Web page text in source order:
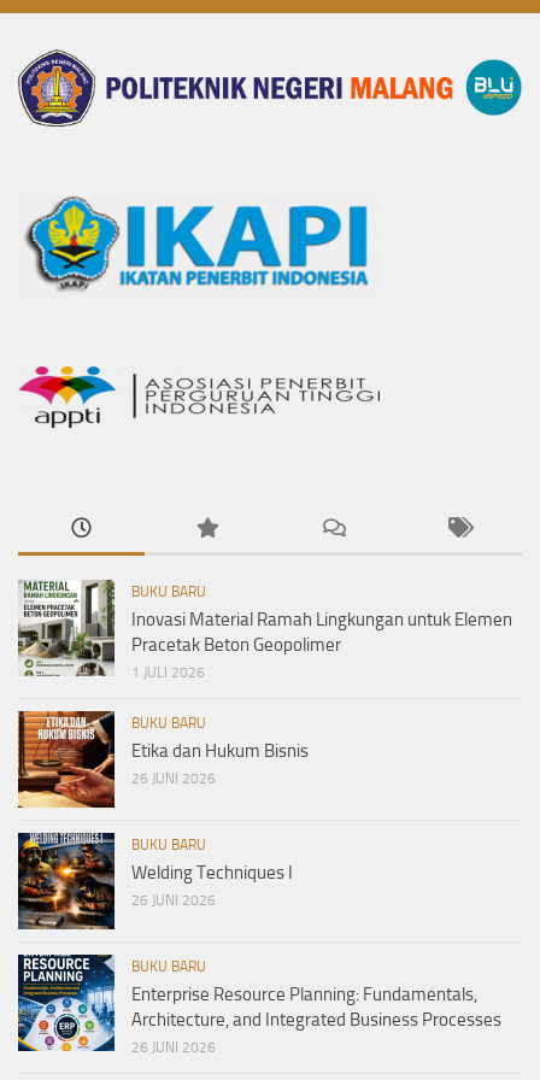
BUKU BARU
Inovasi Material Ramah Lingkungan untuk Elemen
Pracetak Beton Geopolimer
1 JULI 2026
BUKU BARU
Etika dan Hukum Bisnis
26 JUNI 2026
BUKU BARU
Welding Techniques I
26 JUNI 2026
BUKU BARU
Enterprise Resource Planning: Fundamentals,
Architecture, and Integrated Business Processes
26 JUNI 2026